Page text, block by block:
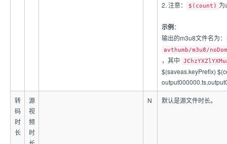
2. 注意：
$(count) 为
示例：
输出的m3u8文件名为：
avthumb/m3u8/
，其中
$(saveas.keyPrefix)
转
码
时
长
源
视
频
时
N 默认是源文件时长。